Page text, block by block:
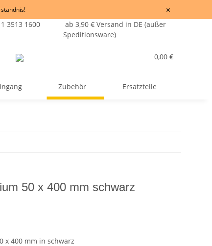
×
3513 1600
ab 3,90 € Versand in DE (außer
Speditionsware)
0,00 €
Zubehör Ersatzteile
50 x 400 mm schwarz
x 400 mm in schwarz